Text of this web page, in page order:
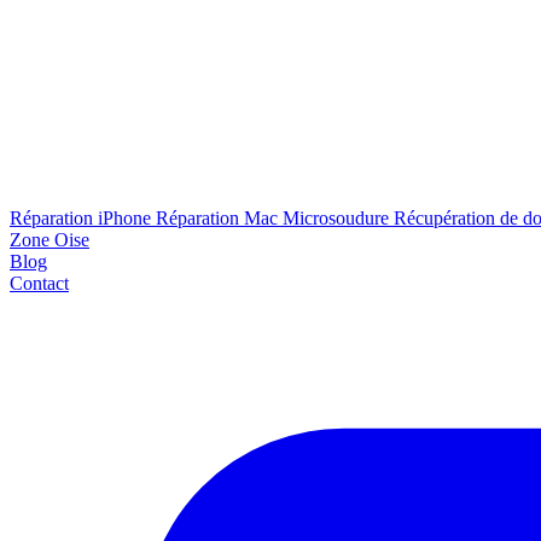
Réparation iPhone Réparation Mac Microsoudure Récupération de
Zone Oise
Blog
Contact